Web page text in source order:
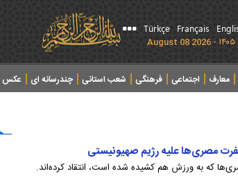
Français
Türkçe
معارف اجتماعی فرهنگی شعب استانی چندرسانه ای عکس
مصری‌ها علیه رژیم صهیونیستی
که به ورزش هم کشیده شده است، انتقاد کرده‌اند.